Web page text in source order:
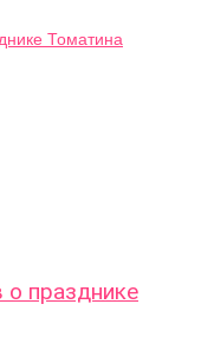
празднике